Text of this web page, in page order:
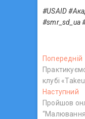
#USAID
#smr_sd_ua
Н
а
в
і
Попередній
е
клубі
Наступний
а
с
Пройшов
“Малювання